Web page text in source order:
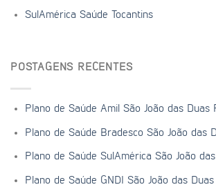
SulAmérica Saúde Tocantins
POSTAGENS RECENTES
Plano de Saúde Amil São João das Duas
Plano de Saúde Bradesco São João das
Plano de Saúde SulAmérica São João
Plano de Saúde GNDI São João das